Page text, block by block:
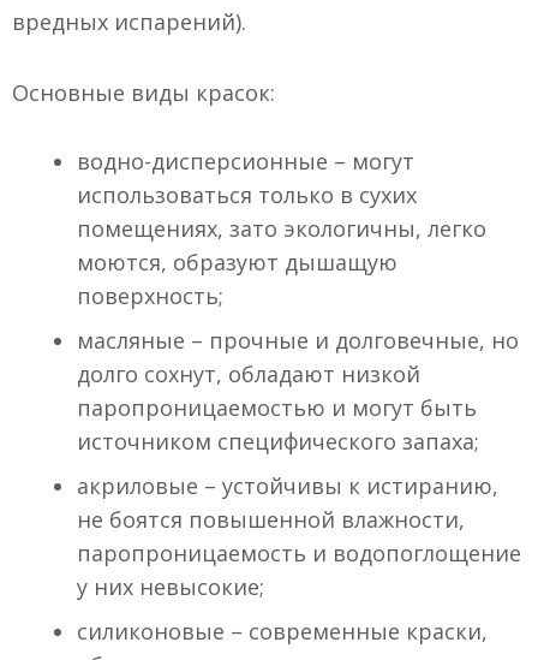
вредных испарений).
Основные виды красок:
водно-дисперсионные – могут
использоваться только в сухих
помещениях, зато экологичны, легко
моются, образуют дышащую
поверхность;
масляные – прочные и долговечные, но
долго сохнут, обладают низкой
паропроницаемостью и могут быть
источником специфического запаха;
акриловые – устойчивы к истиранию,
не боятся повышенной влажности,
паропроницаемость и водопоглощение
у них невысокие;
силиконовые – современные краски,